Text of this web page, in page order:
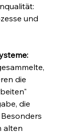
und
die
die
alten